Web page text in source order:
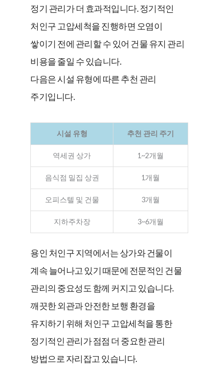
정기 관리가 더 효과적입니다. 정기적인
처인구 고압세척을 진행하면 오염이
쌓이기 전에 관리할 수 있어 건물 유지 관리
비용을 줄일 수 있습니다.
다음은 시설 유형에 따른 추천 관리
주기입니다.
시설 유형 추천 관리 주기
역세권 상가 1~2개월
음식점 밀집 상권 1개월
오피스텔 및 건물 3개월
지하주차장 3~6개월
용인 처인구 지역에서는 상가와 건물이
계속 늘어나고 있기 때문에 전문적인 건물
관리의 중요성도 함께 커지고 있습니다.
깨끗한 외관과 안전한 보행 환경을
유지하기 위해 처인구 고압세척을 통한
정기적인 관리가 점점 더 중요한 관리
방법으로 자리잡고 있습니다.